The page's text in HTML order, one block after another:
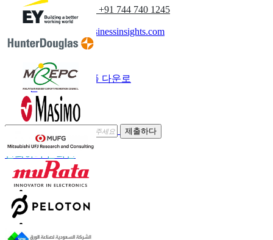
(아시아 태평양) +91 744 740 1245
sales@fortunebusinessinsights.com
부르다
이메일
샘플 다운로
드
뉴스레터 구독
제출하다
신뢰하다 온라인